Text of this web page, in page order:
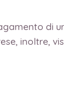
di
inoltre,